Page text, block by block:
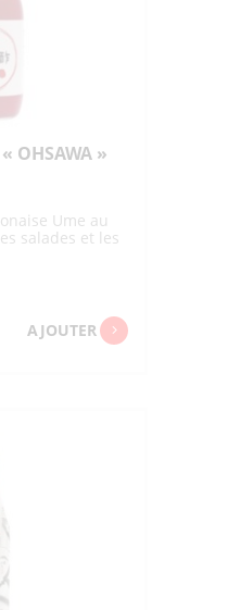
OHSAWA »
Ume au
salades et les
AJOUTER